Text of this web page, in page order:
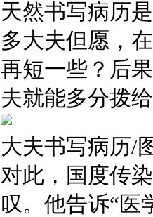
天然书写病历
多大夫但愿，
再短一些？后
夫就能多分拨
大夫书写病历/
对此，国度传
叹。他告诉“医